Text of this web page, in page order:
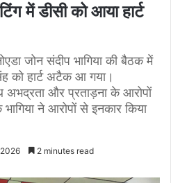
में डीसी को आया हार्ट
जोन संदीप भागिया की बैठक में
को हार्ट अटैक आ गया।
अभद्रता और प्रताड़ना के आरोपों
ने आरोपों से इनकार किया
2 minutes read